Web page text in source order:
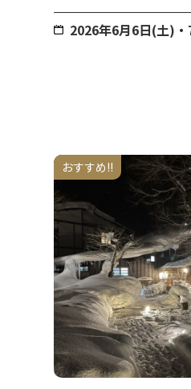
2026年6月6日(土)
おすすめ!!